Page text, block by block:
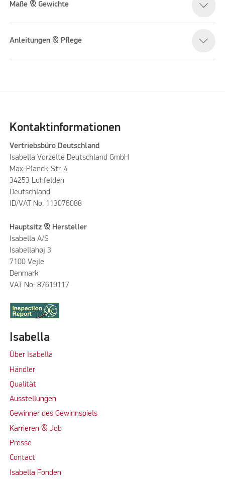
Maße & Gewichte
Anleitungen & Pflege
Kontaktinformationen
Vertriebsbüro Deutschland
Isabella Vorzelte Deutschland GmbH
Max-Planck-Str. 4
34253 Lohfelden
Deutschland
ID/VAT No. 113076088
Hauptsitz & Hersteller
Isabella A/S
Isabellahøj 3
7100 Vejle
Denmark
VAT No: 87619117
Isabella
Über Isabella
Händler
Qualität
Ausstellungen
Gewinner des Gewinnspiels
Karrieren & Job
Presse
Contact
Isabella Fonden